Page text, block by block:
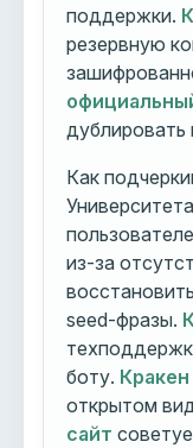
поддержки.
резервную
дублировать
Как
из-за
seed-фразы.
боту.
открытом
сайт